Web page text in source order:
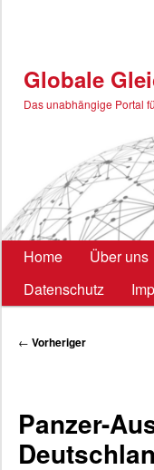
Globale
Das unabhängige Portal
Hauptmenü
Home Über uns
Datenschutz
Beitragsnavigation
← Vorheriger
Panzer-